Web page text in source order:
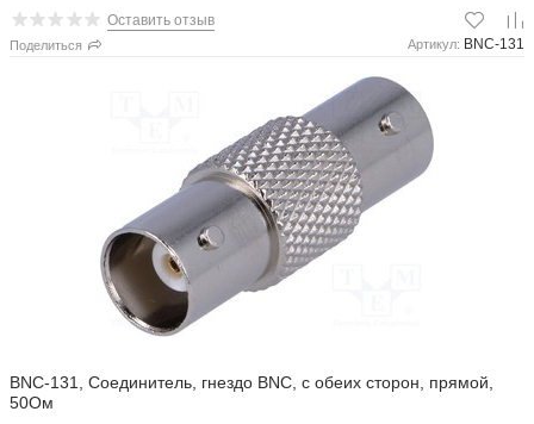
Оставить отзыв
Поделиться Артикул: BNC-131
BNC-131, Соединитель, гнездо BNC, с обеих сторон, прямой,
50Ом